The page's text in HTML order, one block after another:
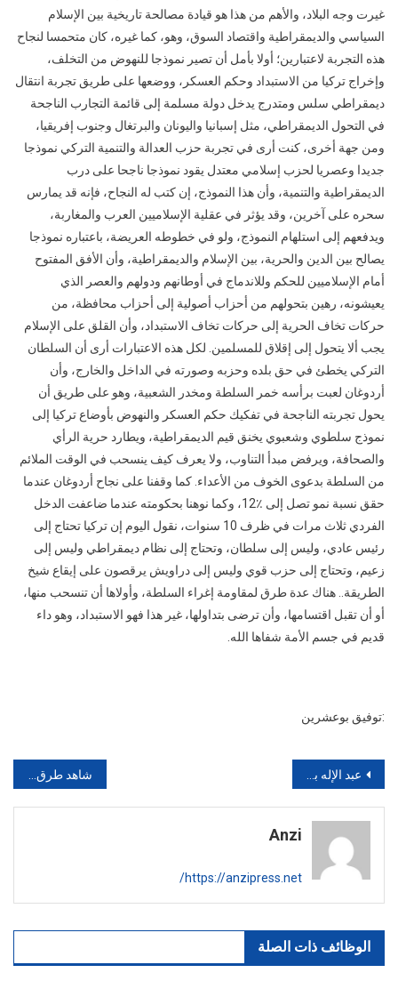
غيرت وجه البلاد، والأهم من هذا هو قيادة مصالحة تاريخية بين الإسلام
السياسي والديمقراطية واقتصاد السوق، وهو، كما غيره، كان متحمسا لنجاح
هذه التجربة لاعتبارين؛ أولا بأمل أن تصير نموذجا للنهوض من التخلف،
وإخراج تركيا من الاستبداد وحكم العسكر، ووضعها على طريق تجربة انتقال
ديمقراطي سلس ومتدرج يدخل دولة مسلمة إلى قائمة التجارب الناجحة
في التحول الديمقراطي، مثل إسبانيا واليونان والبرتغال وجنوب إفريقيا،
ومن جهة أخرى، كنت أرى في تجربة حزب العدالة والتنمية التركي نموذجا
جديدا وعصريا لحزب إسلامي معتدل يقود نموذجا ناجحا على درب
الديمقراطية والتنمية، وأن هذا النموذج، إن كتب له النجاح، فإنه قد يمارس
سحره على آخرين، وقد يؤثر في عقلية الإسلاميين العرب والمغاربة،
ويدفعهم إلى استلهام النموذج، ولو في خطوطه العريضة، باعتباره نموذجا
يصالح بين الدين والحرية، بين الإسلام والديمقراطية، وأن الأفق المفتوح
أمام الإسلاميين للحكم وللاندماج في أوطانهم ودولهم والعصر الذي
يعيشونه، رهين بتحولهم من أحزاب أصولية إلى أحزاب محافظة، من
حركات تخاف الحرية إلى حركات تخاف الاستبداد، وأن القلق على الإسلام
يجب ألا يتحول إلى إقلاق للمسلمين. لكل هذه الاعتبارات أرى أن السلطان
التركي يخطئ في حق بلده وحزبه وصورته في الداخل والخارج، وأن
أردوغان لعبت برأسه خمر السلطة ومخدر الشعبية، وهو على طريق أن
يحول تجربته الناجحة في تفكيك حكم العسكر والنهوض بأوضاع تركيا إلى
نموذج سلطوي وشعبوي يخنق قيم الديمقراطية، ويطارد حرية الرأي
والصحافة، ويرفض مبدأ التناوب، ولا يعرف كيف ينسحب في الوقت الملائم
من السلطة بدعوى الخوف من الأعداء. كما وقفنا على نجاح أردوغان عندما
حقق نسبة نمو تصل إلى ٪12‏، وكما نوهنا بحكومته عندما ضاعفت الدخل
الفردي ثلاث مرات في ظرف 10 سنوات، نقول اليوم إن تركيا تحتاج إلى
رئيس عادي، وليس إلى سلطان، وتحتاج إلى نظام ديمقراطي وليس إلى
زعيم، وتحتاج إلى حزب قوي وليس إلى دراويش يرقصون على إيقاع شيخ
الطريقة.. هناك عدة طرق لمقاومة إغراء السلطة، وأولاها أن تنسحب منها،
أو أن تقبل اقتسامها، وأن ترضى بتداولها، غير هذا فهو الاستبداد، وهو داء
قديم في جسم الأمة شفاها الله.
:توفيق بوعشرين
تصفّح
المقالات
عبد الإله بنكيران يكشف كواليس فشل الاتفاق مع النقابات
Anzi
https://anzipress.net/
الوظائف ذات الصلة